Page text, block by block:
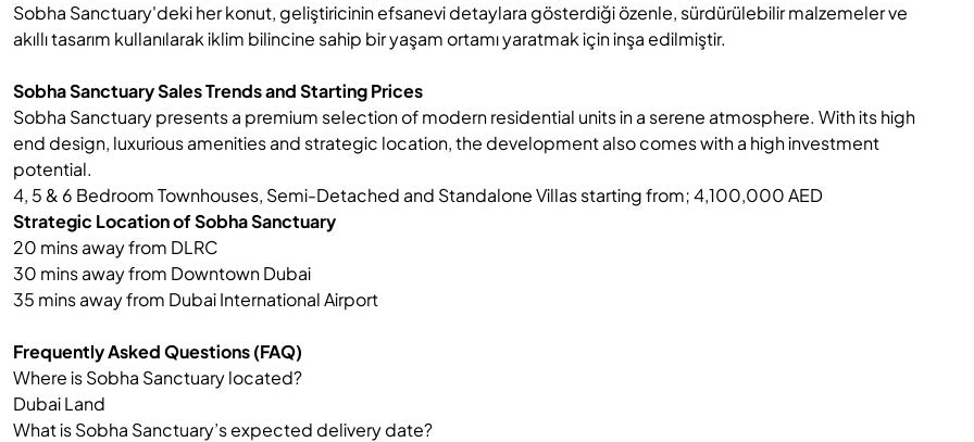
Sobha Sanctuary'deki her konut, geliştiricinin efsanevi detaylara gösterdiği özenle, sürdürülebilir malzemeler ve
akıllı tasarım kullanılarak iklim bilincine sahip bir yaşam ortamı yaratmak için inşa edilmiştir.
Sobha Sanctuary Sales Trends and Starting Prices
Sobha Sanctuary presents a premium selection of modern residential units in a serene atmosphere. With its high
end design, luxurious amenities and strategic location, the development also comes with a high investment
potential.
4, 5 & 6 Bedroom Townhouses, Semi-Detached and Standalone Villas starting from; 4,100,000 AED
Strategic Location of Sobha Sanctuary
20 mins away from DLRC
30 mins away from Downtown Dubai
35 mins away from Dubai International Airport
Frequently Asked Questions (FAQ)
Where is Sobha Sanctuary located?
Dubai Land
What is Sobha Sanctuary’s expected delivery date?